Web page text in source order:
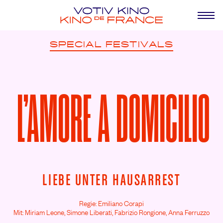
SPECIAL FESTIVALS
L’AMORE A DOMICILIO
LIEBE UNTER HAUSARREST
Regie: Emiliano Corapi
Mit: Miriam Leone, Simone Liberati, Fabrizio Rongione, Anna Ferruzzo